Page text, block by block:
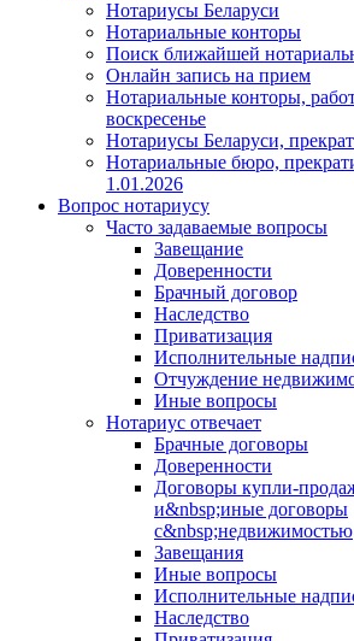
Нотариусы Беларуси
Нотариальные конторы
Поиск ближайшей
Онлайн запись на прием
Нотариальные конторы,
воскресенье
Нотариусы Беларуси,
Нотариальные бюро,
1.01.2026
Вопрос нотариусу
Часто задаваемые вопросы
Завещание
Доверенности
Брачный договор
Наследство
Приватизация
Исполнительные
Отчуждение
Иные вопросы
Нотариус отвечает
Брачные договоры
Доверенности
Договоры купли-
и&nbsp;иные договоры
с&nbsp;недвижимостью
Завещания
Иные вопросы
Исполнительные
Наследство